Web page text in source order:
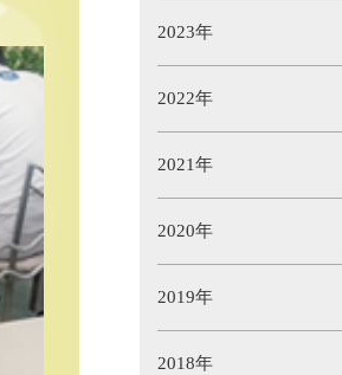
2023年
2022年
2021年
2020年
2019年
2018年